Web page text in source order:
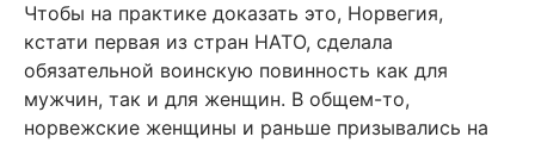
Чтобы на практике доказать это, Норвегия,
кстати первая из стран НАТО, сделала
обязательной воинскую повинность как для
мужчин, так и для женщин. В общем-то,
норвежские женщины и раньше призывались на